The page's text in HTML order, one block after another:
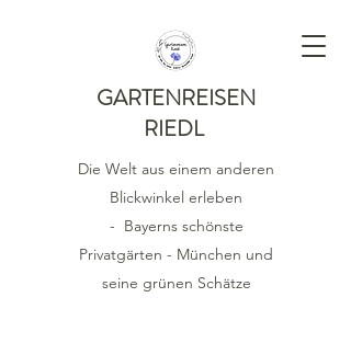
GARTENREISEN
RIEDL
Die Welt aus einem anderen
Blickwinkel erleben
- Bayerns schönste
Privatgärten - München und
seine grünen Schätze